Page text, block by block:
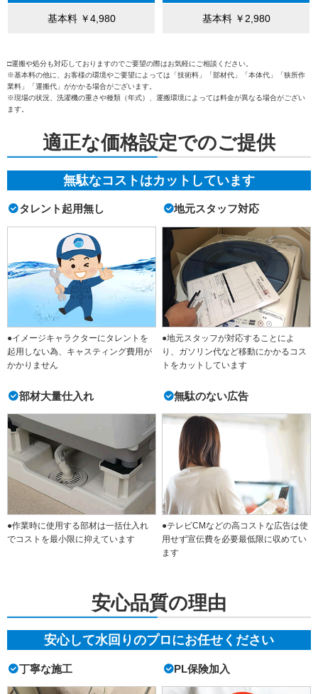
基本料 ￥4,980 基本料 ￥2,980
□運搬や処分も対応しておりますのでご要望の際はお気軽にご相談ください。
※基本料の他に、お客様の環境やご要望によっては「技術料」「部材代」「本体代」「狭所作
業料」「運搬代」がかかる場合がございます。
※現場の状況、洗濯機の重さや種類（年式）、運搬環境によっては料金が異なる場合がござい
ます。
適正な価格設定でのご提供
無駄なコストはカットしています
タレント起用無し
●イメージキャラクターにタレントを
起用しない為、キャスティング費用が
かかりません
地元スタッフ対応
●地元スタッフが対応することによ
り、ガソリン代など移動にかかるコス
トをカットしています
部材大量仕入れ
●作業時に使用する部材は一括仕入れ
でコストを最小限に抑えています
無駄のない広告
●テレビCMなどの高コストな広告は使
用せず宣伝費を必要最低限に収めてい
ます
安心品質の理由
安心して水回りのプロにお任せください
丁寧な施工 PL保険加入